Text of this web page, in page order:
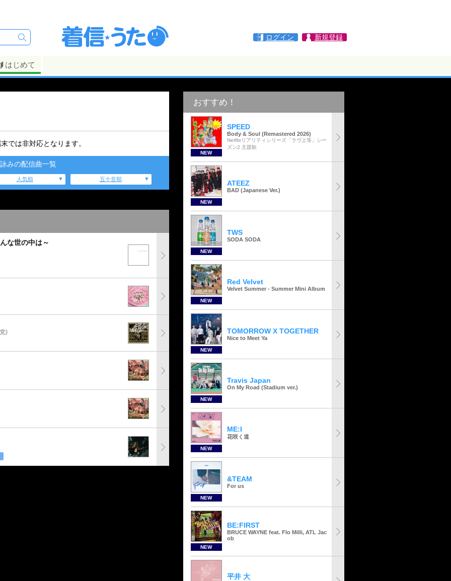
ログイン 新規登録
はじめて
では非対応となります。
みの配信曲一覧
人気順 五十音順
な世の中は～
)
おすすめ！
NEW
SPEED
Body & Soul (Remastered 2026)
Netflixリアリティシリーズ「ラヴ上等」シー
ズン2 主題歌
NEW
ATEEZ
BAD (Japanese Ver.)
NEW
TWS
SODA SODA
NEW
Red Velvet
Velvet Summer - Summer Mini Album
NEW
TOMORROW X TOGETHER
Nice to Meet Ya
NEW
Travis Japan
On My Road (Stadium ver.)
NEW
ME:I
花咲く道
NEW
&TEAM
For us
NEW
BE:FIRST
BRUCE WAYNE feat. Flo Milli, ATL Jac
ob
平井 大